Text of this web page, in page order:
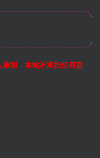
担，本站不承担任何责